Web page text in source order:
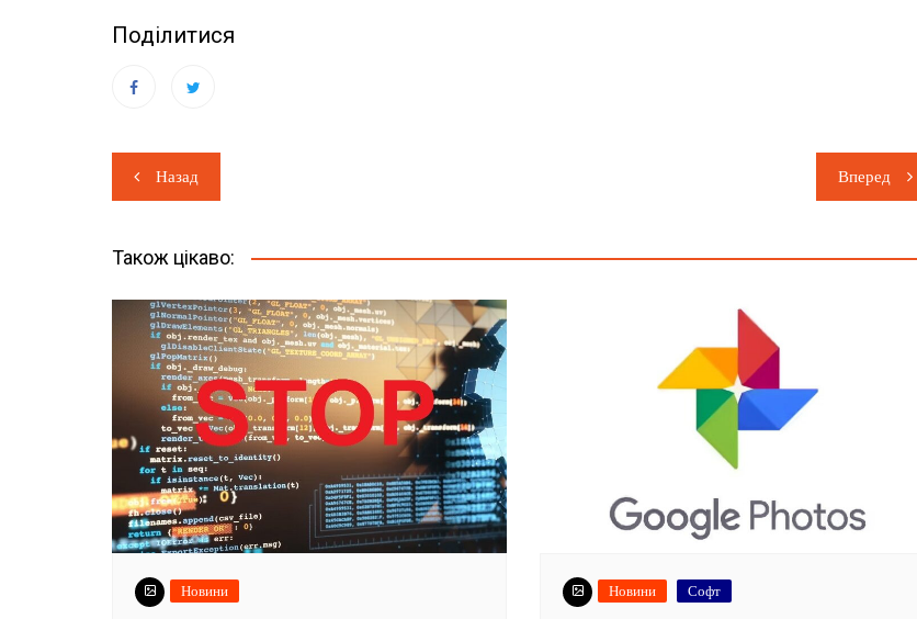
Поділитися
Навігація
записів
Назад Вперед
Також цікаво:
Новини Новини Софт